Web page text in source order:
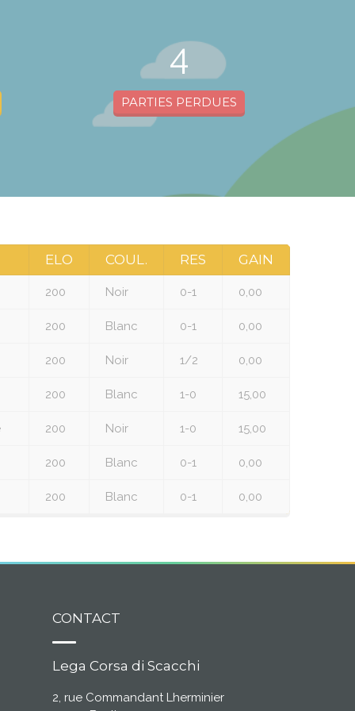
4
PARTIES PERDUES
ELO COUL. RES GAIN
200 Noir 0-1 0,00
200 Blanc 0-1 0,00
200 Noir 1/2 0,00
200 Blanc 1-0 15,00
200 Noir 1-0 15,00
200 Blanc 0-1 0,00
200 Blanc 0-1 0,00
CONTACT
Lega Corsa di Scacchi
2, rue Commandant Lherminier